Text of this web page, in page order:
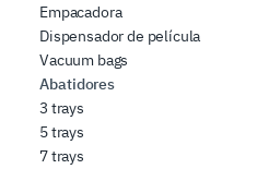
Empacadora
Dispensador de película
Vacuum bags
Abatidores
3 trays
5 trays
7 trays